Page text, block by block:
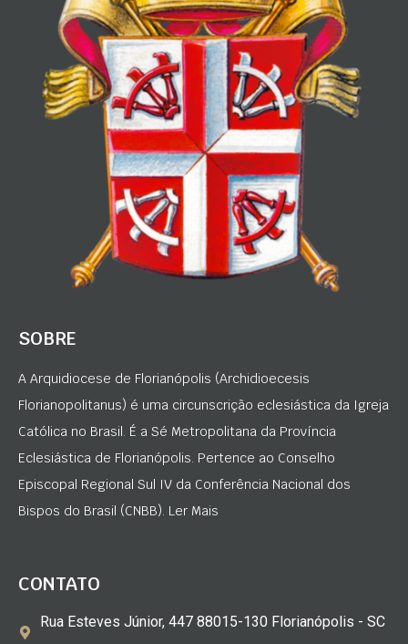
SOBRE
A Arquidiocese de Florianópolis (Archidioecesis
Florianopolitanus) é uma circunscrição eclesiástica da Igreja
Católica no Brasil. É a Sé Metropolitana da Província
Eclesiástica de Florianópolis. Pertence ao Conselho
Episcopal Regional Sul IV da Conferência Nacional dos
Bispos do Brasil (CNBB). Ler Mais
CONTATO
Rua Esteves Júnior, 447 88015-130 Florianópolis - SC